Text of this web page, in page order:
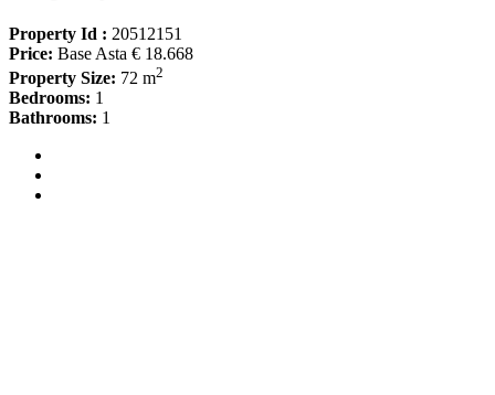
Property Id : 20512151
Price: Base Asta € 18.668
Property Size: 72 m2
Bedrooms: 1
Bathrooms: 1